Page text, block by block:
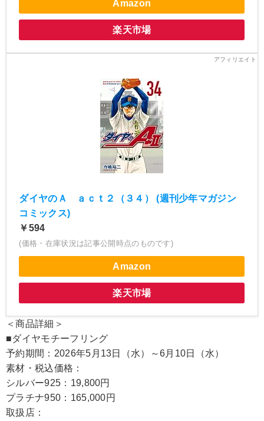
Amazon
楽天市場
ダイヤのＡ ａｃｔ２（３４） (週刊少年マガジン
コミックス)
￥594
(価格・在庫状況は記事公開時点のものです)
Amazon
楽天市場
＜商品詳細＞
■ダイヤモチーフリング
予約期間：2026年5月13日（水）～6月10日（水）
素材・税込価格：
シルバー925：19,800円
プラチナ950：165,000円
取扱店：